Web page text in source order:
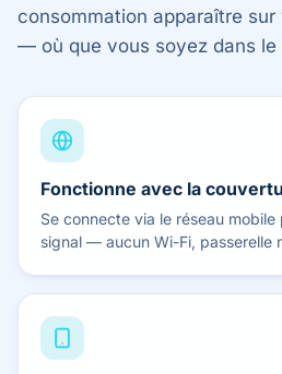
consommation apparaître
— où que vous soyez dans le
Fonctionne avec la
Se connecte via le réseau
signal — aucun Wi-Fi, passerelle